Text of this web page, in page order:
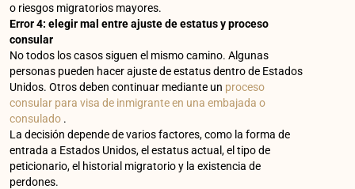
o riesgos migratorios mayores.
Error 4: elegir mal entre ajuste de estatus y proceso
consular
No todos los casos siguen el mismo camino. Algunas
personas pueden hacer ajuste de estatus dentro de Estados
Unidos. Otros deben continuar mediante un proceso
consular para visa de inmigrante en una embajada o
consulado .
La decisión depende de varios factores, como la forma de
entrada a Estados Unidos, el estatus actual, el tipo de
peticionario, el historial migratorio y la existencia de
perdones.